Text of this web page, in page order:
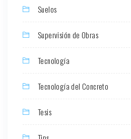
Suelos
Supervisión de Obras
Tecnología
Tecnología del Concreto
Tesis